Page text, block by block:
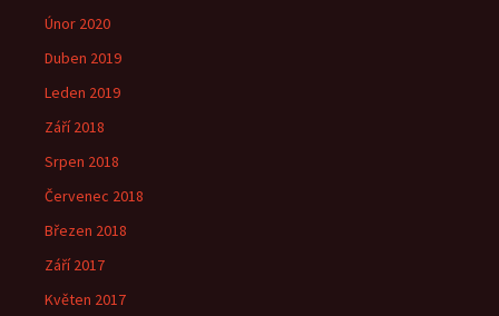
Únor 2020
Duben 2019
Leden 2019
Září 2018
Srpen 2018
Červenec 2018
Březen 2018
Září 2017
Květen 2017